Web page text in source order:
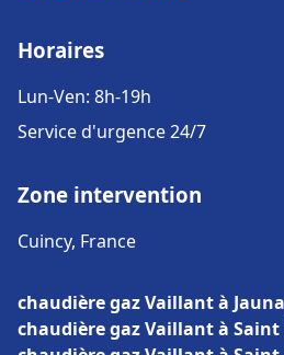
Horaires
Lun-Ven: 8h-19h
Service d'urgence 24/7
Zone intervention
Cuincy, France
chaudière gaz Vaillant à
chaudière gaz Vaillant à Saint